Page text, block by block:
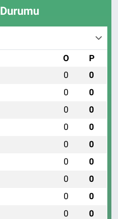
sonuçlanabiliyor.
O P
0 0
0 0
0 0
0 0
0 0
0 0
0 0
0 0
0 0